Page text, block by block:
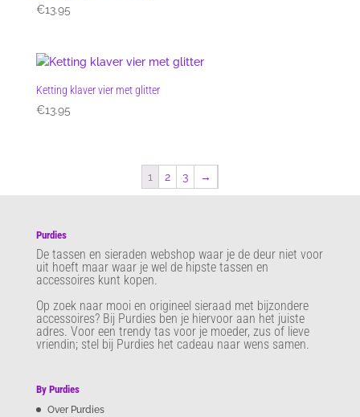
€13.95
Ketting klaver vier met glitter
€13.95
1 2 3 →
Purdies
De tassen en sieraden webshop waar je de deur niet voor
uit hoeft maar waar je wel de hipste tassen en
accessoires kunt kopen.
Op zoek naar mooi en origineel sieraad met bijzondere
accessoires? Bij Purdies ben je hiervoor aan het juiste
adres. Voor een trendy tas voor je moeder, zus of lieve
vriendin; stel bij Purdies het cadeau naar wens samen.
By Purdies
Over Purdies